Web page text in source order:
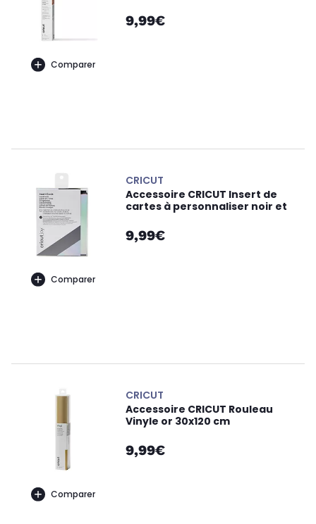
Comparer
9,99€
Comparer
CRICUT
Accessoire CRICUT Insert de
cartes à personnaliser noir et
9,99€
Comparer
CRICUT
Accessoire CRICUT Rouleau
Vinyle or 30x120 cm
9,99€